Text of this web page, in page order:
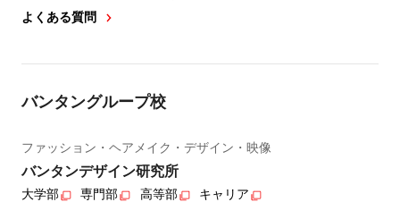
よくある質問
バンタングループ校
ファッション・ヘアメイク・デザイン・映像
バンタンデザイン研究所
大学部 専門部 高等部 キャリア